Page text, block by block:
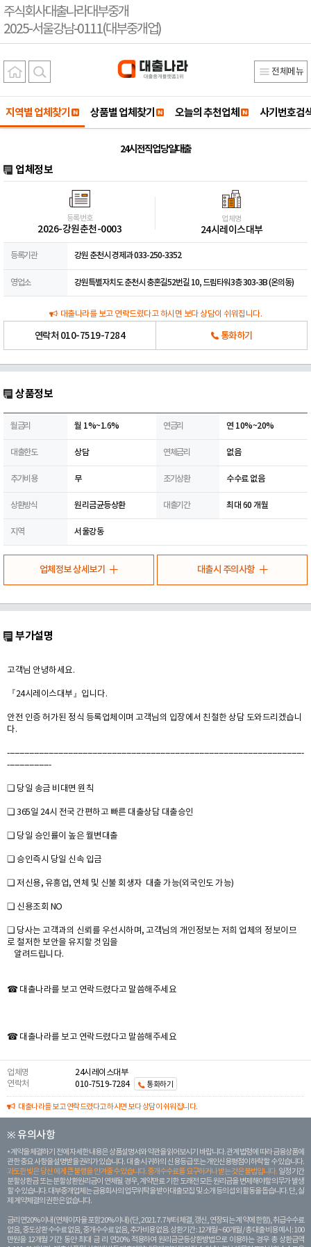
주식회사대출나라대부중개
2025-서울강남-0111(대부중개업)
전체메뉴
지역별 업체찾기 상품별 업체찾기 오늘의 추천업체 사기번호검
24시 전직업 당일대출
업체정보
등록번호
2026-강원춘천-0003
업체명
24시레이스대부
등록기관 강원 춘천시 경제과 033-250-3352
영업소 강원특별자치도 춘천시 충혼길52번길 10, 드림타워3층 303-3B (온의동)
대출나라를 보고 연락드렸다고 하시면 보다 상담이 쉬워집니다.
연락처 010-7519-7284 통화하기
상품정보
월금리 월 1%~1.6% 연금리 연 10%~20%
대출한도 상담 연체금리 없음
추가비용 무 조기상환 수수료 없음
상환방식 원리금균등상환 대출기간 최대 60 개월
지역 서울강동
업체정보 상세보기 대출시 주의사항
부가설명
고객님 안녕하세요.
『24시레이스대부』입니다.
안전 인증 허가된 정식 등록업체이며 고객님의 입장에서 친철한 상담 도와드리겠습니
다.
--------------------------------------------------------------------------------------------------------------------------
------------------
❏ 당일 송금 비대면 원칙
❏ 365일 24시 전국 간편하고 빠른 대출상담 대출승인
❏ 당일 승인률이 높은 월변대출
❏ 승인즉시 당일 신속 입금
❏ 저신용, 유흥업, 연체 및 신불 회생자 대출 가능(외국인도 가능)
❏ 신용조회 NO
❏ 당사는 고객과의 신뢰를 우선시하며, 고객님의 개인정보는 저희 업체의 정보이므
로 철저한 보안을 유지할 것임을
알려드립니다.
☎ 대출나라를 보고 연락드렸다고 말씀해주세요
☎ 대출나라를 보고 연락드렸다고 말씀해주세요
업체명
24시레이스대부
연락처
010-7519-7284 통화하기
대출나라를 보고 연락드렸다고 하시면 보다 상담이 쉬워집니다.
※ 유의사항
계약을 체결하기 전에 자세한 내용은 상품설명서와 약관을 읽어보시기 바랍니다. 관계 법령에 따라 금융상품에
관한 중요 사항을 설명받을 권리가 있습니다. 대 출 시 귀하의 신용등급 또는 개인신용평점이 하락할 수 있습니다.
과도한 빚은 당신 에게 큰 불행을 안겨줄 수 있습니다. 중개수수료를 요구하거나 받는 것은 불법입니다. 일정 기간
분할상환금 또는 분할상환원리금이 연체될 경우, 계약만료 기한 도래전 모든 원리금을 변제해야할 의무가 발생
할 수 있습니다. 대부중개업체는 금융회사의 업무위탁을 받아 대출모집 및 소개 등의 섭외 활동을 돕습니다. 단, 실
제 계약체결의 권한은 없습니다.
금리 연20% 이내 (연체이자율 포함 20% 이내) (단, 2021. 7. 7부터 체결, 갱신, 연장되는 계 약에 한함), 취급수수료
없음, 중도상환 수수료 없음, 중개수수료 없음, 추가비용 없음. 상환기간 : 12개월 ~ 60개월 / 총 대출 비용 예시 : 100
만원을 12개월 기간 동안 최대 금 리 연20% 적용하여 원리금균등상환방법으로 이용하는 경우 총 상환금액